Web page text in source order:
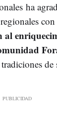
ha
al
de